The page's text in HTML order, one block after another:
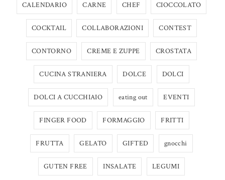
CALENDARIO CARNE CHEF CIOCCOLATO
COCKTAIL COLLABORAZIONI CONTEST
CONTORNO CREME E ZUPPE CROSTATA
CUCINA STRANIERA DOLCE DOLCI
DOLCI A CUCCHIAIO eating out EVENTI
FINGER FOOD FORMAGGIO FRITTI
FRUTTA GELATO GIFTED gnocchi
GUTEN FREE INSALATE LEGUMI